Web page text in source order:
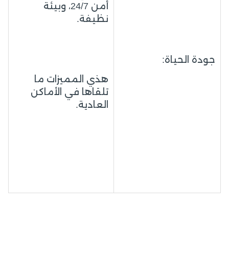
جودة الحياة:
أمن 24/7، وبيئة
نظيفة.
هذي المميزات ما
تلقاها في الأماكن
العادية.